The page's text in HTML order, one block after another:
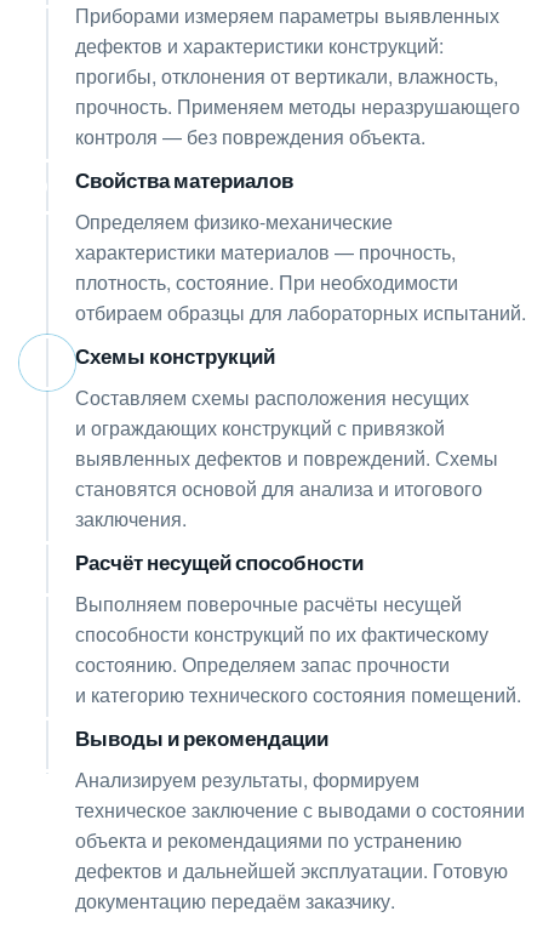
Приборами измеряем параметры выявленных
дефектов и характеристики конструкций:
прогибы, отклонения от вертикали, влажность,
прочность. Применяем методы неразрушающего
контроля — без повреждения объекта.
05 Свойства материалов
Определяем физико-механические
характеристики материалов — прочность,
плотность, состояние. При необходимости
отбираем образцы для лабораторных испытаний.
Схемы конструкций
Составляем схемы расположения несущих
и ограждающих конструкций с привязкой
выявленных дефектов и повреждений. Схемы
становятся основой для анализа и итогового
заключения.
Расчёт несущей способности
Выполняем поверочные расчёты несущей
способности конструкций по их фактическому
состоянию. Определяем запас прочности
и категорию технического состояния помещений.
Выводы и рекомендации
Анализируем результаты, формируем
техническое заключение с выводами о состоянии
объекта и рекомендациями по устранению
дефектов и дальнейшей эксплуатации. Готовую
документацию передаём заказчику.